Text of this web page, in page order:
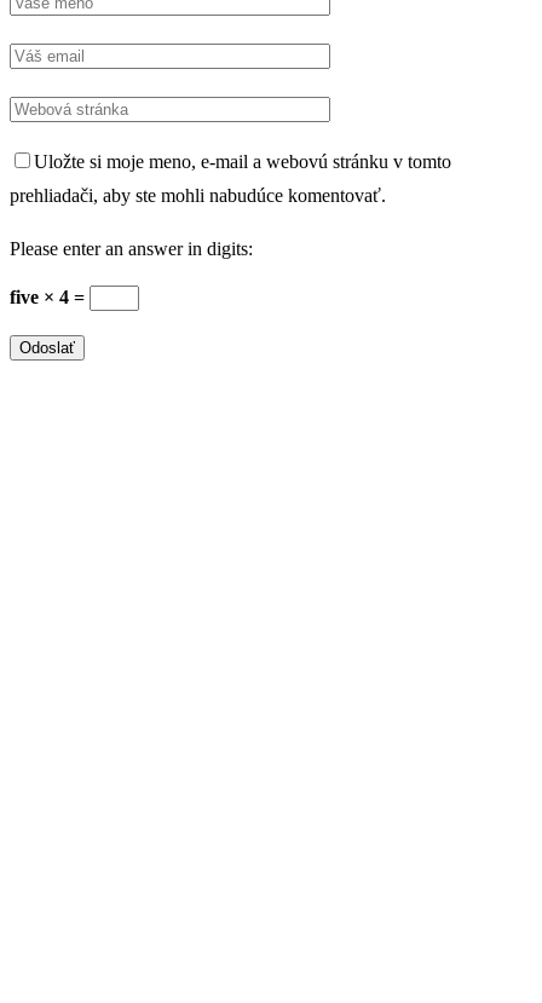
Uložte si moje meno, e-mail a webovú stránku v tomto
prehliadači, aby ste mohli nabudúce komentovať.
Please enter an answer in digits:
five × 4 =